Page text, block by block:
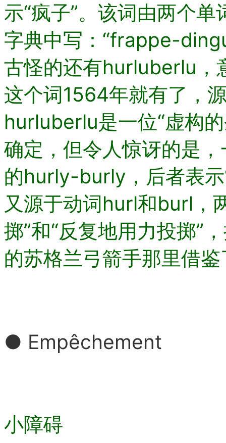
示“疯子”。该词由两个
字典中写：“frappe-
古怪的还有hurluberlu，
这个词1564年就有了，
hurluberlu是一位“虚构
确定，但令人惊讶的是
的hurly-burly，后者表
又源于动词hurl和burl，
掷”和“反复地用力投掷”
的苏格兰弓箭手那里借
● Empêchement
小障碍